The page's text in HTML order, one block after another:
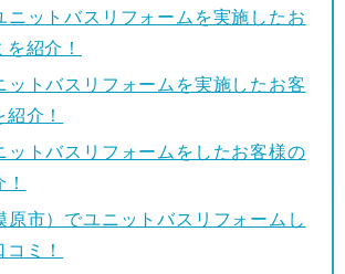
ニットバスリフォームを実施したお
紹介！
ットバスリフォームを実施したお客
介！
ットバスリフォームをしたお客様の
原市）でユニットバスリフォームし
ミ！